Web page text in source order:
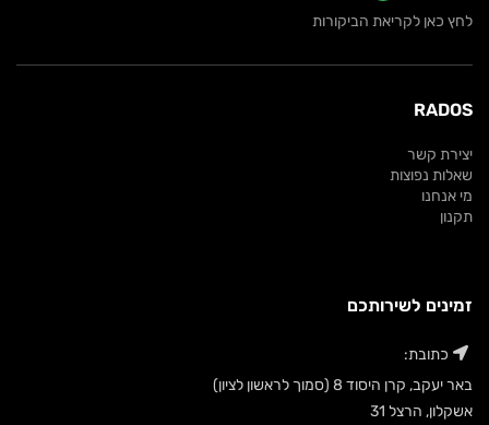
לחץ כאן לקריאת הביקורות
RADOS
יצירת קשר
שאלות נפוצות
מי אנחנו
תקנון
זמינים לשירותכם
כתובת:
באר יעקב, קרן היסוד 8 (סמוך לראשון לציון)
אשקלון, הרצל 31